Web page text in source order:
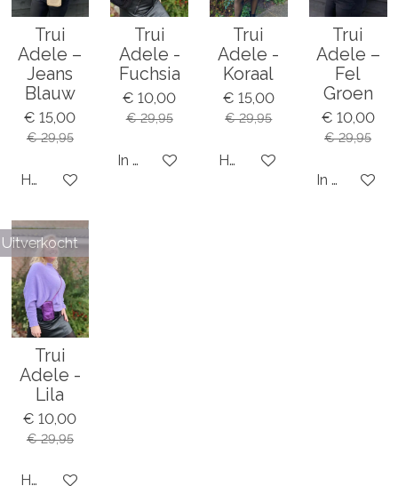
Trui
Adele –
Jeans
Blauw
€ 15,00
€ 29,95
Houd mij op de hoogte
Trui
Adele -
Fuchsia
€ 10,00
€ 29,95
In winkelwagen
Trui
Adele -
Koraal
€ 15,00
€ 29,95
Houd mij op de hoogte
Trui
Adele –
Fel
Groen
€ 10,00
€ 29,95
In
Uitverkocht
Trui
Adele -
Lila
€ 10,00
€ 29,95
Houd mij op de hoogte